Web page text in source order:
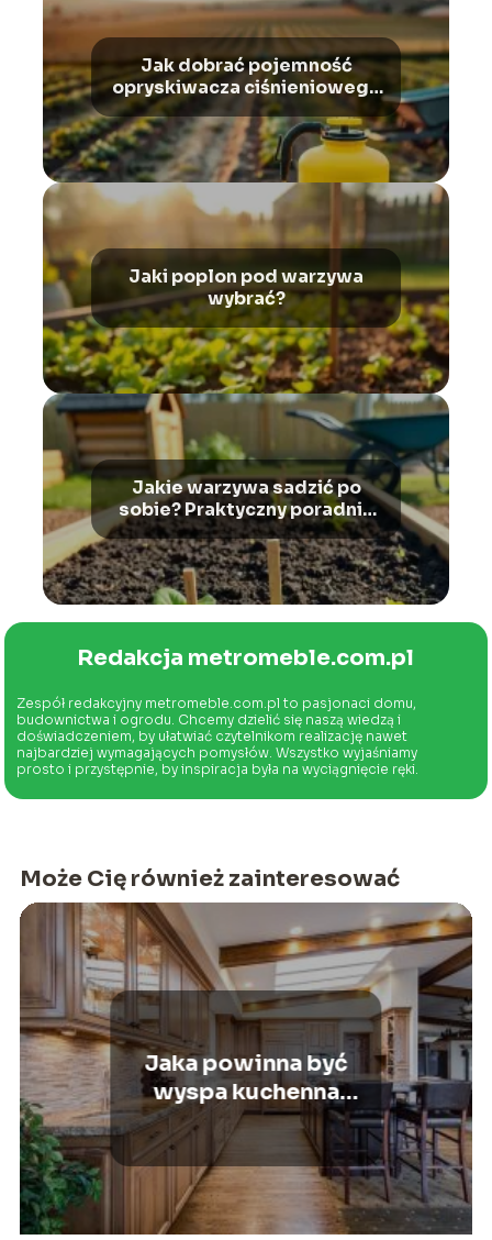
Jak dobrać pojemność
opryskiwacza ciśnieniowego
do wielkości upraw?
Jaki poplon pod warzywa
wybrać?
Jakie warzywa sadzić po
sobie? Praktyczny poradnik
rotacji
Redakcja metromeble.com.pl
Zespół redakcyjny metromeble.com.pl to pasjonaci domu,
budownictwa i ogrodu. Chcemy dzielić się naszą wiedzą i
doświadczeniem, by ułatwiać czytelnikom realizację nawet
najbardziej wymagających pomysłów. Wszystko wyjaśniamy
prosto i przystępnie, by inspiracja była na wyciągnięcie ręki.
Może Cię również zainteresować
Jaka powinna być
wyspa kuchenna
wolnostojąca?